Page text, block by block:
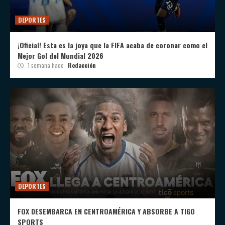
DEPORTES
¡Oficial! Esta es la joya que la FIFA acaba de coronar como el
Mejor Gol del Mundial 2026
1 semana hace Redacción
DEPORTES
FOX DESEMBARCA EN CENTROAMÉRICA Y ABSORBE A TIGO
SPORTS